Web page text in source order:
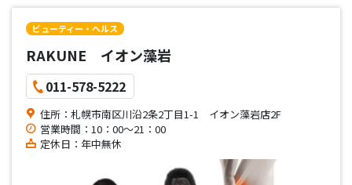
ビューティー・ヘルス
RAKUNE イオン藻岩
011-578-5222
住所：札幌市南区川沿2条2丁目1-1 イオン藻岩店2F
営業時間：10：00～21：00
定休日：年中無休